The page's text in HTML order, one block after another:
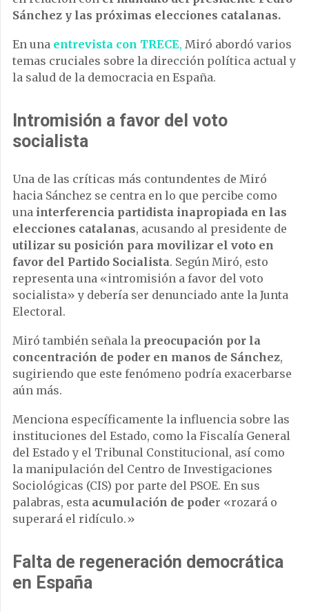
Sánchez y las próximas elecciones catalanas.
En una entrevista con TRECE, Miró abordó varios
temas cruciales sobre la dirección política actual y
la salud de la democracia en España.
Intromisión a favor del voto
socialista
Una de las críticas más contundentes de Miró
hacia Sánchez se centra en lo que percibe como
una interferencia partidista inapropiada en las
elecciones catalanas, acusando al presidente de
utilizar su posición para movilizar el voto en
favor del Partido Socialista. Según Miró, esto
representa una «intromisión a favor del voto
socialista» y debería ser denunciado ante la Junta
Electoral.
Miró también señala la preocupación por la
concentración de poder en manos de Sánchez,
sugiriendo que este fenómeno podría exacerbarse
aún más.
Menciona específicamente la influencia sobre las
instituciones del Estado, como la Fiscalía General
del Estado y el Tribunal Constitucional, así como
la manipulación del Centro de Investigaciones
Sociológicas (CIS) por parte del PSOE. En sus
palabras, esta acumulación de poder «rozará o
superará el ridículo.»
Falta de regeneración democrática
en España